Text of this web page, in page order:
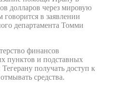
долларов через мировую
в заявлении
департамента Томми
финансов
пунктов и подставных
получать доступ к
средства.